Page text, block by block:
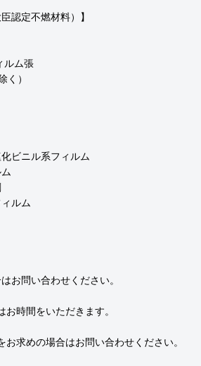
認定不燃材料）】
ルム張
く）
ビニル系フィルム
ルム
お問い合わせください。
時間をいただきます。
求めの場合はお問い合わせください。